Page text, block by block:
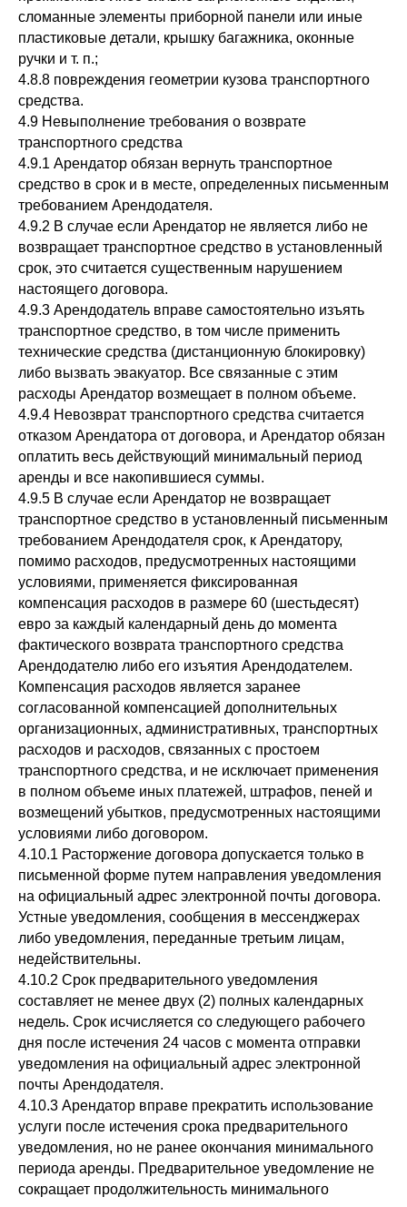
сломанные элементы приборной панели или иные
пластиковые детали, крышку багажника, оконные
ручки и т. п.;
4.8.8 повреждения геометрии кузова транспортного
средства.
4.9 Невыполнение требования о возврате
транспортного средства
4.9.1 Арендатор обязан вернуть транспортное
средство в срок и в месте, определенных письменным
требованием Арендодателя.
4.9.2 В случае если Арендатор не является либо не
возвращает транспортное средство в установленный
срок, это считается существенным нарушением
настоящего договора.
4.9.3 Арендодатель вправе самостоятельно изъять
транспортное средство, в том числе применить
технические средства (дистанционную блокировку)
либо вызвать эвакуатор. Все связанные с этим
расходы Арендатор возмещает в полном объеме.
4.9.4 Невозврат транспортного средства считается
отказом Арендатора от договора, и Арендатор обязан
оплатить весь действующий минимальный период
аренды и все накопившиеся суммы.
4.9.5 В случае если Арендатор не возвращает
транспортное средство в установленный письменным
требованием Арендодателя срок, к Арендатору,
помимо расходов, предусмотренных настоящими
условиями, применяется фиксированная
компенсация расходов в размере 60 (шестьдесят)
евро за каждый календарный день до момента
фактического возврата транспортного средства
Арендодателю либо его изъятия Арендодателем.
Компенсация расходов является заранее
согласованной компенсацией дополнительных
организационных, административных, транспортных
расходов и расходов, связанных с простоем
транспортного средства, и не исключает применения
в полном объеме иных платежей, штрафов, пеней и
возмещений убытков, предусмотренных настоящими
условиями либо договором.
4.10.1 Расторжение договора допускается только в
письменной форме путем направления уведомления
на официальный адрес электронной почты договора.
Устные уведомления, сообщения в мессенджерах
либо уведомления, переданные третьим лицам,
недействительны.
4.10.2 Срок предварительного уведомления
составляет не менее двух (2) полных календарных
недель. Срок исчисляется со следующего рабочего
дня после истечения 24 часов с момента отправки
уведомления на официальный адрес электронной
почты Арендодателя.
4.10.3 Арендатор вправе прекратить использование
услуги после истечения срока предварительного
уведомления, но не ранее окончания минимального
периода аренды. Предварительное уведомление не
сокращает продолжительность минимального